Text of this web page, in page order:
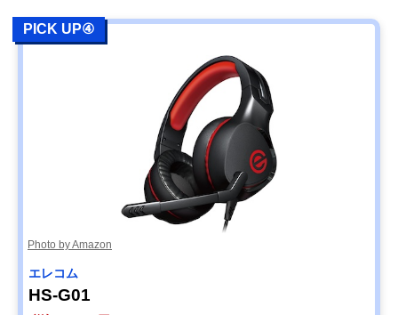
PICK UP④
Photo by Amazon
エレコム
HS-G01